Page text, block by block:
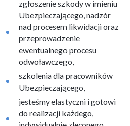
zgłoszenie szkody w imieniu
Ubezpieczającego, nadzór
nad procesem likwidacji oraz
przeprowadzenie
ewentualnego procesu
odwoławczego,
szkolenia dla pracowników
Ubezpieczającego,
jesteśmy elastyczni i gotowi
do realizacji każdego,